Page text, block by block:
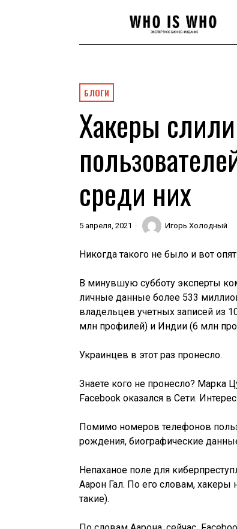
БЛОГИ
Хакеры
среди них
5 апреля, 2021 Игорь Холодный
Никогда такого не было и вот
В минувшую субботу эксперты
личные данные более 533
владельцев учетных записей из
млн профилей) и Индии (6 млн
Украинцев в этот раз пронесло.
Знаете кого не пронесло? Марка
Facebook оказался в Сети.
Помимо номеров телефонов
рождения, биографические
Непаханое поле для
Аарон Гал. По его словам,
такие).